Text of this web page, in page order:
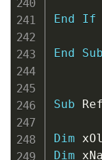
End If
End Sub
Sub
Dim
Dim